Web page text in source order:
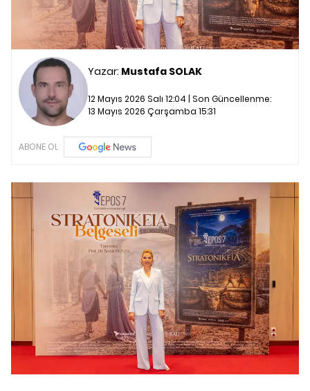
Yazar: Mustafa SOLAK
12 Mayıs 2026 Salı 12:04 | Son Güncellenme:
13 Mayıs 2026 Çarşamba 15:31
ABONE OL